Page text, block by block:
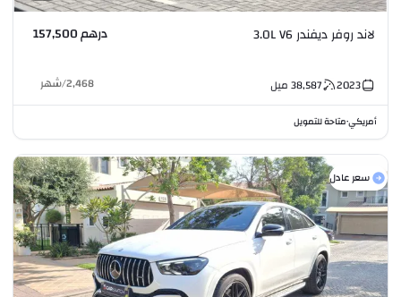
لاند روفر ديفندر 3.0L V6 درهم 157,500
2023
38,587 ميل 2,468
/شهر
أمريكي•متاحة للتمويل
سعر عادل